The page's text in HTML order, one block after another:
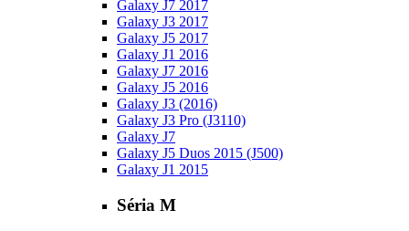
Galaxy J7 2017
Galaxy J3 2017
Galaxy J5 2017
Galaxy J1 2016
Galaxy J7 2016
Galaxy J5 2016
Galaxy J3 (2016)
Galaxy J3 Pro (J3110)
Galaxy J7
Galaxy J5 Duos 2015 (J500)
Galaxy J1 2015
Séria M